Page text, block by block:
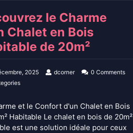
le Charme
Chalet en Bois
de 20m²
2025 dcorner
0 Comments
et le Confort d'un Chalet en Bois
Habitable Le chalet en bois de 20m²
est une solution idéale pour ceux